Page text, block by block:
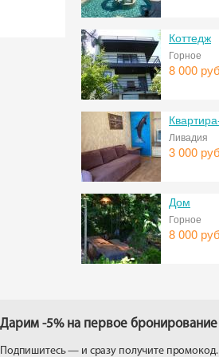
Коттедж
Горное
8 000
Ливадия
3 000
Дом
Горное
8 000
Дарим -5% на первое бронирование
Подпишитесь — и сразу получите